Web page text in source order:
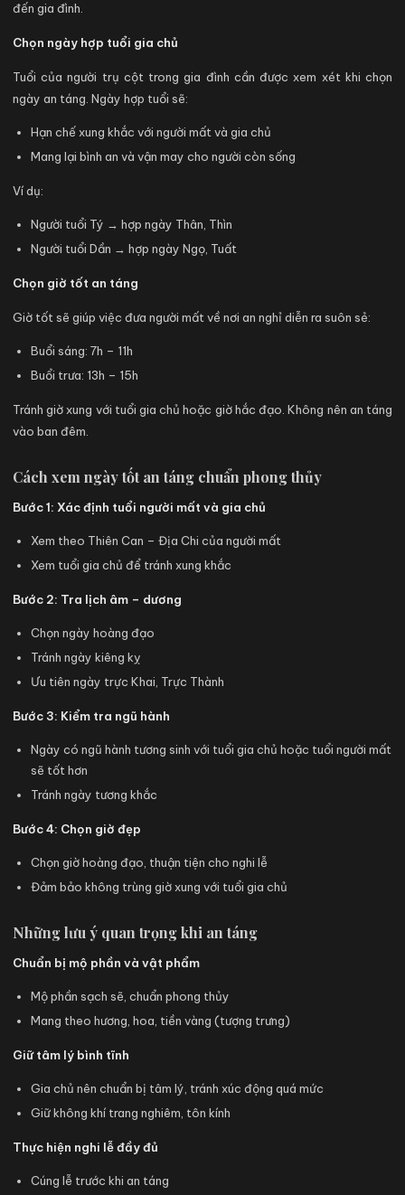
đến gia đình.
Chọn ngày hợp tuổi gia chủ
Tuổi của người trụ cột trong gia đình cần được xem xét khi chọn
ngày an táng. Ngày hợp tuổi sẽ:
Hạn chế xung khắc với người mất và gia chủ
Mang lại bình an và vận may cho người còn sống
Ví dụ:
Người tuổi Tý → hợp ngày Thân, Thìn
Người tuổi Dần → hợp ngày Ngọ, Tuất
Chọn giờ tốt an táng
Giờ tốt sẽ giúp việc đưa người mất về nơi an nghỉ diễn ra suôn sẻ:
Buổi sáng: 7h – 11h
Buổi trưa: 13h – 15h
Tránh giờ xung với tuổi gia chủ hoặc giờ hắc đạo. Không nên an táng
vào ban đêm.
Cách xem ngày tốt an táng chuẩn phong thủy
Bước 1: Xác định tuổi người mất và gia chủ
Xem theo Thiên Can – Địa Chi của người mất
Xem tuổi gia chủ để tránh xung khắc
Bước 2: Tra lịch âm – dương
Chọn ngày hoàng đạo
Tránh ngày kiêng kỵ
Ưu tiên ngày trực Khai, Trực Thành
Bước 3: Kiểm tra ngũ hành
Ngày có ngũ hành tương sinh với tuổi gia chủ hoặc tuổi người mất
sẽ tốt hơn
Tránh ngày tương khắc
Bước 4: Chọn giờ đẹp
Chọn giờ hoàng đạo, thuận tiện cho nghi lễ
Đảm bảo không trùng giờ xung với tuổi gia chủ
Những lưu ý quan trọng khi an táng
Chuẩn bị mộ phần và vật phẩm
Mộ phần sạch sẽ, chuẩn phong thủy
Mang theo hương, hoa, tiền vàng (tượng trưng)
Giữ tâm lý bình tĩnh
Gia chủ nên chuẩn bị tâm lý, tránh xúc động quá mức
Giữ không khí trang nghiêm, tôn kính
Thực hiện nghi lễ đầy đủ
Cúng lễ trước khi an táng